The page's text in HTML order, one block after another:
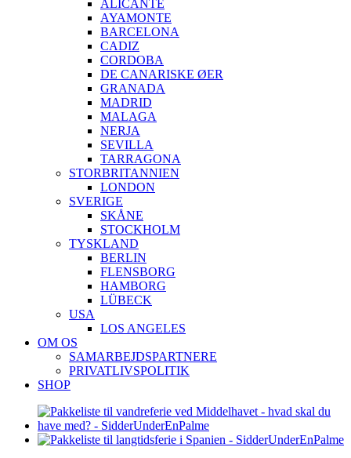
ALICANTE
AYAMONTE
BARCELONA
CADIZ
CORDOBA
DE CANARISKE ØER
GRANADA
MADRID
MALAGA
NERJA
SEVILLA
TARRAGONA
STORBRITANNIEN
LONDON
SVERIGE
SKÅNE
STOCKHOLM
TYSKLAND
BERLIN
FLENSBORG
HAMBORG
LÜBECK
USA
LOS ANGELES
OM OS
SAMARBEJDSPARTNERE
PRIVATLIVSPOLITIK
SHOP